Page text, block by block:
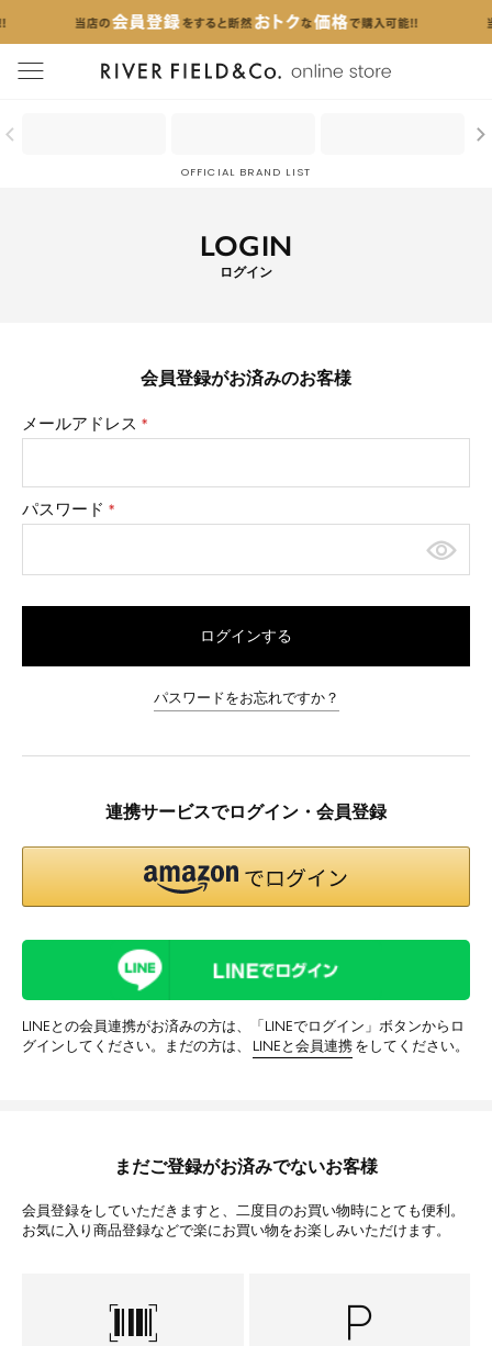
menu
OFFICIAL BRAND LIST
LOGIN
ログイン
会員登録がお済みのお客様
メールアドレス
(必
パスワード
(必
ログインする
パスワードをお忘れですか？
連携サービスでログイン・会員登録
LINEとの会員連携がお済みの方は、「LINEでログイン」ボタンからロ
グインしてください。まだの方は、
LINEと会員連携 をしてください。
まだご登録がお済みでないお客様
会員登録をしていただきますと、二度目のお買い物時にとても便利。
お気に入り商品登録などで楽にお買い物をお楽しみいただけます。
barcode_scanner local_parking